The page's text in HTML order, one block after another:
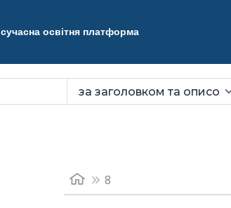
сучасна освітня платформа
8